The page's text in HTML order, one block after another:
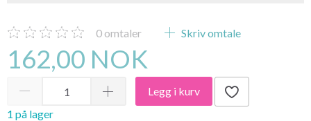
0 omtaler Skriv omtale
162,00 NOK
Legg i kurv
1 på lager